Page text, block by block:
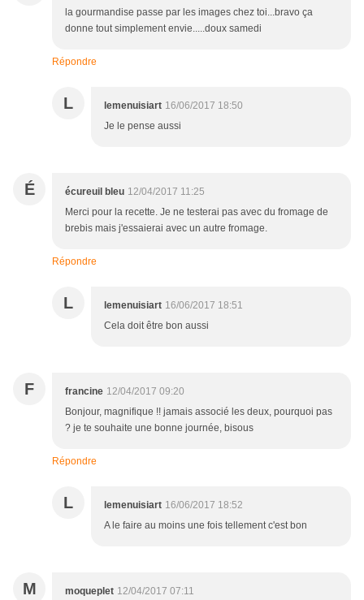
la gourmandise passe par les images chez toi...bravo ça
donne tout simplement envie.....doux samedi
Répondre
L lemenuisiart 16/06/2017 18:50
Je le pense aussi
É écureuil bleu 12/04/2017 11:25
Merci pour la recette. Je ne testerai pas avec du fromage de
brebis mais j'essaierai avec un autre fromage.
Répondre
L lemenuisiart 16/06/2017 18:51
Cela doit être bon aussi
F francine 12/04/2017 09:20
Bonjour, magnifique !! jamais associé les deux, pourquoi pas
? je te souhaite une bonne journée, bisous
Répondre
L lemenuisiart 16/06/2017 18:52
A le faire au moins une fois tellement c'est bon
M moqueplet 12/04/2017 07:11